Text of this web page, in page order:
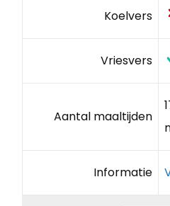
Koelvers
Vriesvers
Aantal maaltijden
Informatie